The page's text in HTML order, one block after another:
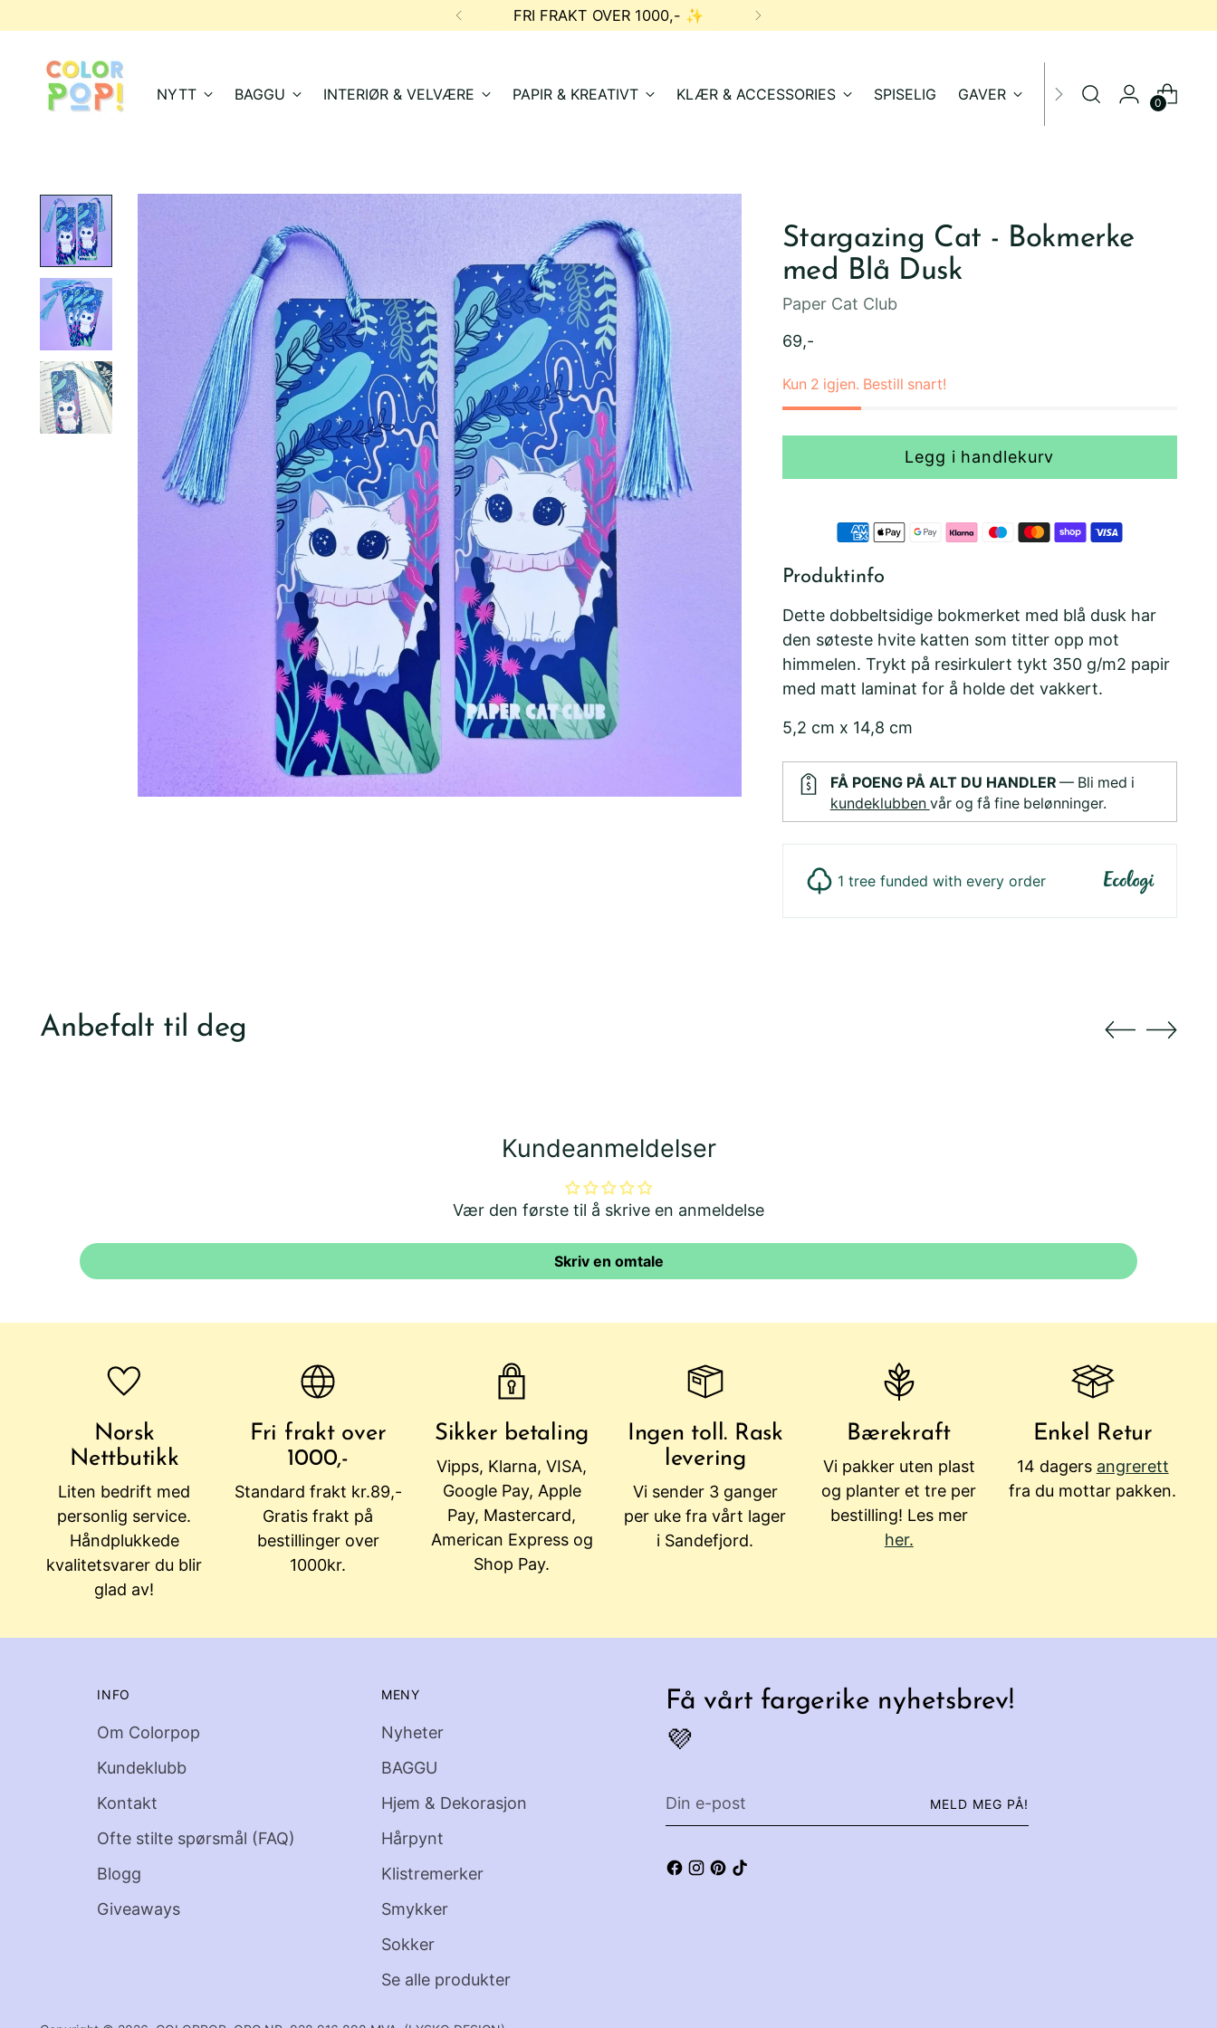
FRI FRAKT OVER 1000,- ✨
NYTT BAGGU INTERIØR & VELVÆRE PAPIR & KREATIVT KLÆR & ACCESSORIES SPISELIG GAVER SALG 0
Stargazing Cat - Bokmerke
med Blå Dusk
Paper Cat Club
Ordinær
69,-
Kun 2 igjen. Bestill snart!
Legg i handlekurv
Produktinfo
Dette dobbeltsidige bokmerket med blå dusk har
den søteste hvite katten som titter opp mot
himmelen. Trykt på resirkulert tykt 350 g/m2 papir
med matt laminat for å holde det vakkert.
5,2 cm x 14,8 cm
FÅ POENG PÅ ALT DU HANDLER— Bli med i
kundeklubben vår og få fine belønninger.
1 tree funded with every order
Anbefalt til deg
Kundeanmeldelser
Vær den første til å skrive en anmeldelse
Skriv en omtale
Norsk
Nettbutikk
Liten bedrift med
personlig service.
Håndplukkede
kvalitetsvarer du blir
glad av!
Fri frakt over
1000,-
Standard frakt kr.89,-
Gratis frakt på
bestillinger over
1000kr.
Sikker betaling
Vipps, Klarna, VISA,
Google Pay, Apple
Pay, Mastercard,
American Express og
Shop Pay.
Ingen toll. Rask
levering
Vi sender 3 ganger
per uke fra vårt lager
i Sandefjord.
Bærekraft
Vi pakker uten plast
og planter et tre per
bestilling! Les mer
her.
Enkel Retur
14 dagers angrerett
fra du mottar pakken.
INFO
Om Colorpop
Kundeklubb
Kontakt
Ofte stilte spørsmål (FAQ)
Blogg
Giveaways
MENY
Nyheter
BAGGU
Hjem & Dekorasjon
Hårpynt
Klistremerker
Smykker
Sokker
Se alle produkter
Få vårt fargerike nyhetsbrev!
💜
Din
MELD MEG PÅ!